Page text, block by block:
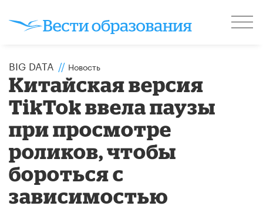
BIG DATA // Новость
Китайская версия
TikTok ввела паузы
при просмотре
роликов, чтобы
бороться с
зависимостью